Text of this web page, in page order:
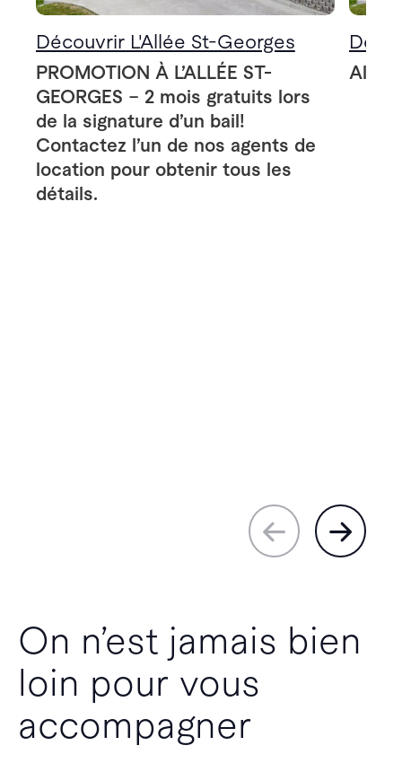
Découvrir L'Allée St-Georges
PROMOTION À L’ALLÉE ST-
GEORGES – 2 mois gratuits lors
de la signature d’un bail!
Contactez l’un de nos agents de
location pour obtenir tous les
détails.
Allée
On n’est jamais bien
loin pour vous
accompagner